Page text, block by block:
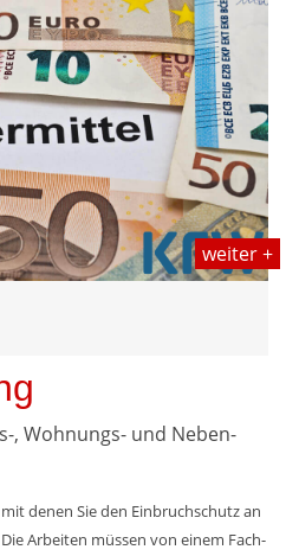
weiter +
, Wohnungs- und Neben­
denen Sie den Einbruch­schutz an
Arbeiten müssen von einem Fach­